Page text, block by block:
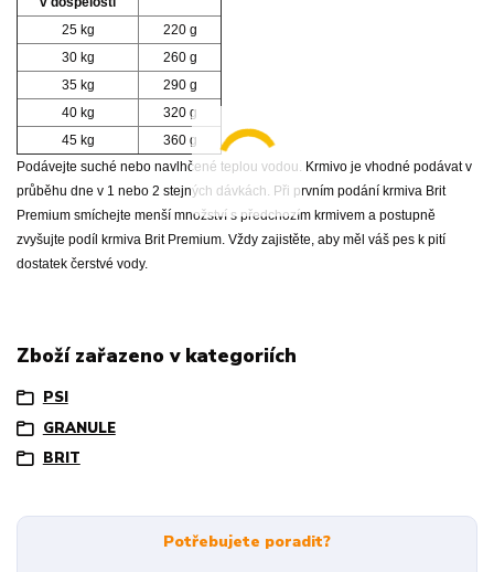
25 kg
220 g
30 kg
260 g
35 kg
290 g
40 kg
320 g
45 kg
360 g
Podávejte suché nebo navlhčené teplou vodou. Krmivo je vhodné podávat v
průběhu dne v 1 nebo 2 stejných dávkách. Při prvním podání krmiva Brit
Premium smíchejte menší množství s předchozím krmivem a postupně
zvyšujte podíl krmiva Brit Premium. Vždy zajistěte, aby měl váš pes k pití
dostatek čerstvé vody.
Zboží zařazeno v kategoriích
PSI
GRANULE
BRIT
Potřebujete poradit?